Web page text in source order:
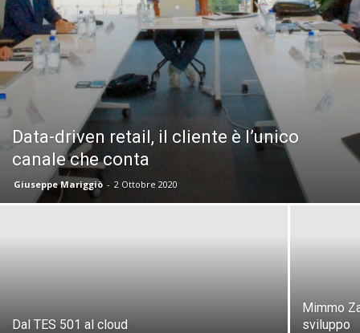
Data-driven retail, il cliente è l’unico
canale che conta
Giuseppe Mariggiò - 2 Ottobre 2020
Dal TES 501 al cloud
Mimmo
sviluppo